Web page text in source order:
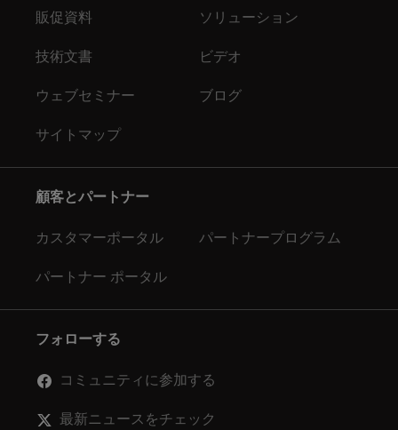
販促資料 ソリューション
技術文書 ビデオ
ウェブセミナー ブログ
サイトマップ
顧客とパートナー
カスタマーポータル パートナープログラム
パートナー ポータル
フォローする
コミュニティに参加する
最新ニュースをチェック